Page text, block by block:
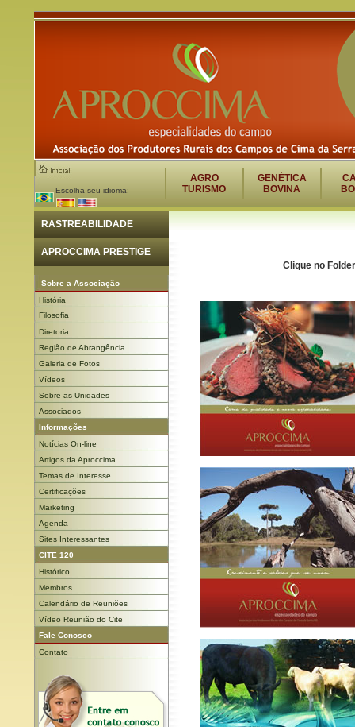
Escolha seu idioma:
AGRO
TURISMO
GENÉTICA
BOVINA
RASTREABILIDADE
APROCCIMA PRESTIGE
Sobre a Associação
História
Filosofia
Diretoria
Região de Abrangência
Galeria de Fotos
Vídeos
Sobre as Unidades
Associados
Informações
Notícias On-line
Artigos da Aproccima
Temas de Interesse
Certificações
Marketing
Agenda
Sites Interessantes
CITE 120
Histórico
Membros
Calendário de Reuniões
Vídeo Reunião do Cite
Fale Conosco
Contato
Clique no